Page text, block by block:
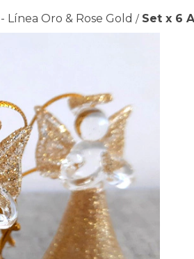
- Línea Oro & Rose Gold / Set x 6